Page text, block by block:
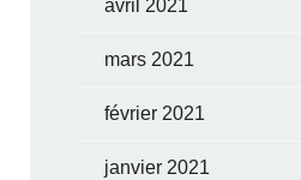
avril 2021
mars 2021
février 2021
janvier 2021